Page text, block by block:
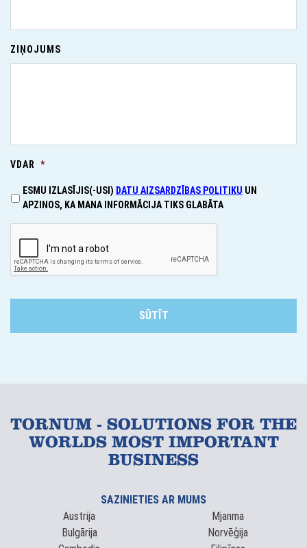
ZIŅOJUMS
VDAR *
ESMU IZLASĪJIS(-USI) DATU AIZSARDZĪBAS POLITIKU UN
APZINOS, KA MANA INFORMĀCIJA TIKS GLABĀTA
TORNUM - SOLUTIONS FOR THE
WORLDS MOST IMPORTANT
BUSINESS
SAZINIETIES AR MUMS
Austrija
Bulgārija
Mjanma
Norvēģija